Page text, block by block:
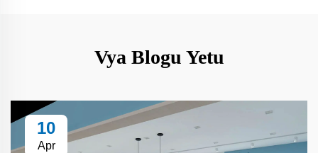
Vya Blogu Yetu
10
Apr